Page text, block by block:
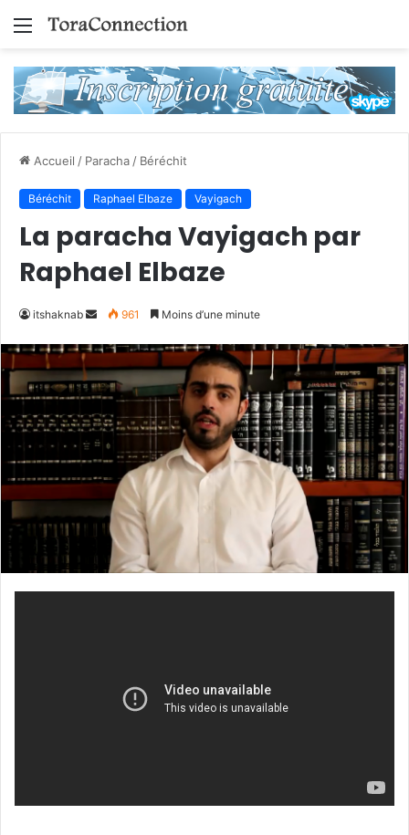
Menu
Accueil / Paracha / Béréchit
Béréchit Raphael Elbaze Vayigach
La paracha Vayigach par
Raphael Elbaze
itshaknab
Envoyer
courriel
961 Moins d’une minute